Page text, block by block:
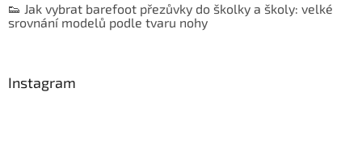
👟 Jak vybrat barefoot přezůvky do školky a školy: velké
srovnání modelů podle tvaru nohy
Instagram